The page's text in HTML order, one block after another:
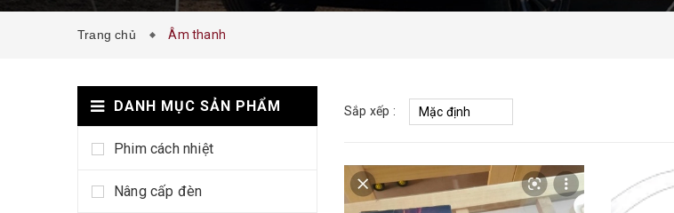
Trang chủ Âm thanh
DANH MỤC SẢN PHẨM
Phim cách nhiệt
Nâng cấp đèn
Sắp xếp :